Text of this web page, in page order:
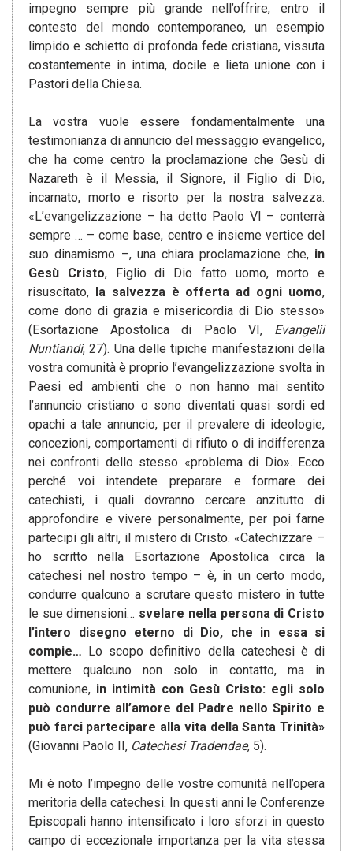
impegno sempre più grande nell’offrire, entro il
contesto del mondo contemporaneo, un esempio
limpido e schietto di profonda fede cristiana, vissuta
costantemente in intima, docile e lieta unione con i
Pastori della Chiesa.
La vostra vuole essere fondamentalmente una
testimonianza di annuncio del messaggio evangelico,
che ha come centro la proclamazione che Gesù di
Nazareth è il Messia, il Signore, il Figlio di Dio,
incarnato, morto e risorto per la nostra salvezza.
«L’evangelizzazione – ha detto Paolo VI – conterrà
sempre … – come base, centro e insieme vertice del
suo dinamismo –, una chiara proclamazione che, in
Gesù Cristo, Figlio di Dio fatto uomo, morto e
risuscitato,
la salvezza è offerta ad ogni uomo,
come dono di grazia e misericordia di Dio stesso»
(Esortazione Apostolica di Paolo VI, Evangelii
Nuntiandi, 27). Una delle tipiche manifestazioni della
vostra comunità è proprio l’evangelizzazione svolta in
Paesi ed ambienti che o non hanno mai sentito
l’annuncio cristiano o sono diventati quasi sordi ed
opachi a tale annuncio, per il prevalere di ideologie,
concezioni, comportamenti di rifiuto o di indifferenza
nei confronti dello stesso «problema di Dio». Ecco
perché voi intendete preparare e formare dei
catechisti, i quali dovranno cercare anzitutto di
approfondire e vivere personalmente, per poi farne
partecipi gli altri, il mistero di Cristo. «Catechizzare –
ho scritto nella Esortazione Apostolica circa la
catechesi nel nostro tempo – è, in un certo modo,
condurre qualcuno a scrutare questo mistero in tutte
le sue dimensioni… svelare nella persona di Cristo
l’intero disegno eterno di Dio, che in essa si
compie…
Lo scopo definitivo della catechesi è di
mettere qualcuno non solo in contatto, ma in
comunione, in intimità con Gesù Cristo: egli solo
può condurre all’amore del Padre nello Spirito e
può farci partecipare alla vita della Santa Trinità»
(Giovanni Paolo II, Catechesi Tradendae, 5).
Mi è noto l’impegno delle vostre comunità nell’opera
meritoria della catechesi. In questi anni le Conferenze
Episcopali hanno intensificato i loro sforzi in questo
campo di eccezionale importanza per la vita stessa